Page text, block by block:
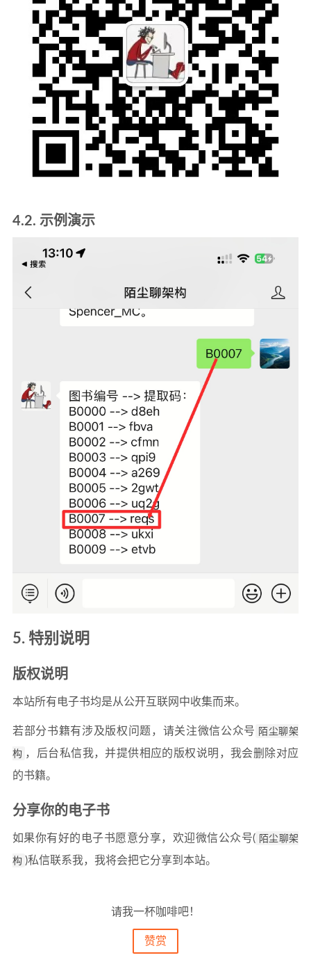
4.2. 示例演示
5. 特别说明
版权说明
本站所有电子书均是从公开互联网中收集而来。
若部分书籍有涉及版权问题，请关注微信公众号 陌尘聊架
构 ，后台私信我，并提供相应的版权说明，我会删除对应
的书籍。
分享你的电子书
如果你有好的电子书愿意分享，欢迎微信公众号( 陌尘聊架
构 )私信联系我，我将会把它分享到本站。
请我一杯咖啡吧！
赞赏